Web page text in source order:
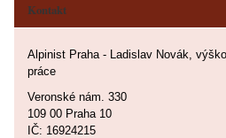
Kontakt
Alpinist Praha - Ladislav Novák,
práce
Veronské nám. 330
109 00 Praha 10
IČ: 16924215